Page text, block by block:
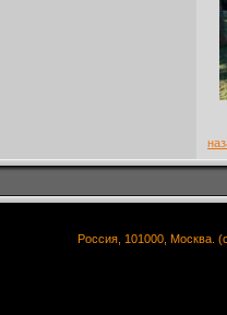
Россия, 101000, Москва.